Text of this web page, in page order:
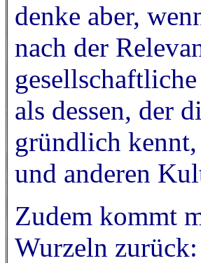
denke aber,
nach der
als dessen, der
gründlich
und anderen
Zudem kommt
Wurzeln